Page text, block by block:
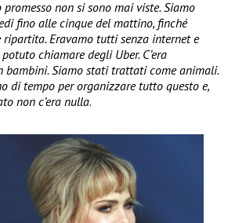
non si sono mai viste. Siamo
fino alle cinque del mattino, finché
Eravamo tutti senza internet e
chiamare degli Uber. C’era
bambini. Siamo stati trattati come animali.
di tempo per organizzare tutto questo e,
non c’era nulla.